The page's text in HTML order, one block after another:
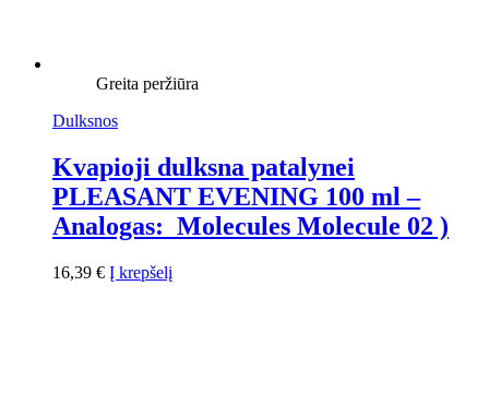
Greita peržiūra
Dulksnos
Kvapioji dulksna patalynei
PLEASANT EVENING 100 ml –
Analogas: Molecules Molecule 02 )
16,39 € Į krepšelį